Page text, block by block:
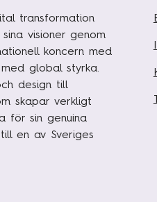
transformation
visioner genom
koncern med
global styrka.
design till
skapar verkligt
för sin genuina
en av Sveriges